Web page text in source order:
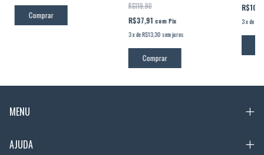
Comprar
R$119,90
R$37,91 com Pix
3xdeR$13,30 sem juros
Comprar
3xde
MENU
AJUDA